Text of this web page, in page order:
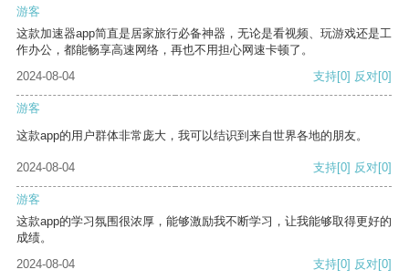
游客
这款加速器app简直是居家旅行必备神器，无论是看视频、玩游戏还是工
作办公，都能畅享高速网络，再也不用担心网速卡顿了。
2024-08-04
支持[0] 反对[0]
游客
这款app的用户群体非常庞大，我可以结识到来自世界各地的朋友。
2024-08-04 支持[0] 反对[0]
游客
这款app的学习氛围很浓厚，能够激励我不断学习，让我能够取得更好的
成绩。
2024-08-04
支持[0] 反对[0]